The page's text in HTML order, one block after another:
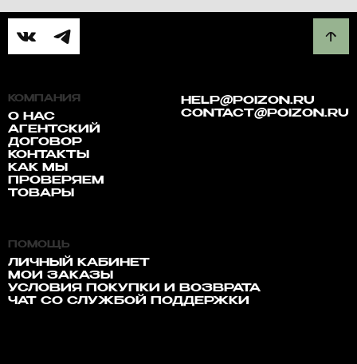
КОМПАНИЯ
О НАС
АГЕНТСКИЙ
ДОГОВОР
КОНТАКТЫ
КАК МЫ
ПРОВЕРЯЕМ
ТОВАРЫ
HELP@POIZON.RU
CONTACT@POIZON.RU
ПОМОЩЬ
ЛИЧНЫЙ КАБИНЕТ
МОИ ЗАКАЗЫ
УСЛОВИЯ ПОКУПКИ И ВОЗВРАТА
ЧАТ СО СЛУЖБОЙ ПОДДЕРЖКИ